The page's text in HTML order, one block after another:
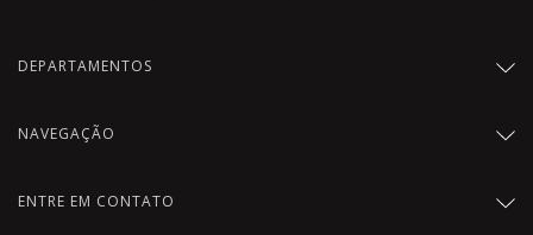
DEPARTAMENTOS
NAVEGAÇÃO
ENTRE EM CONTATO